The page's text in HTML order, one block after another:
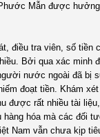
Mẫn được
điều tra viên, số tiền
Bởi qua xác minh
nước ngoài đã bị
đoạt tiền. Khám
được rất nhiều tài
hàng hóa mà các đối
Nam vẫn chưa kịp